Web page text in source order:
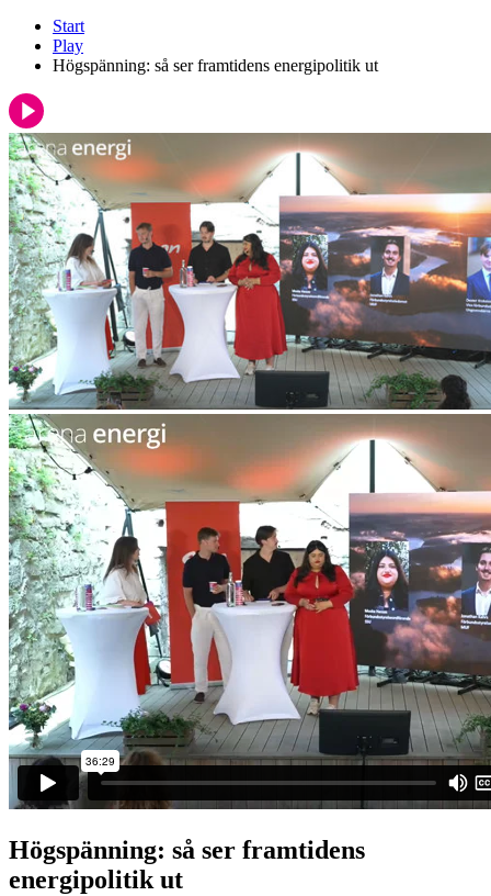
Start
Play
Högspänning: så ser framtidens energipolitik ut
Högspänning: så ser framtidens
energipolitik ut